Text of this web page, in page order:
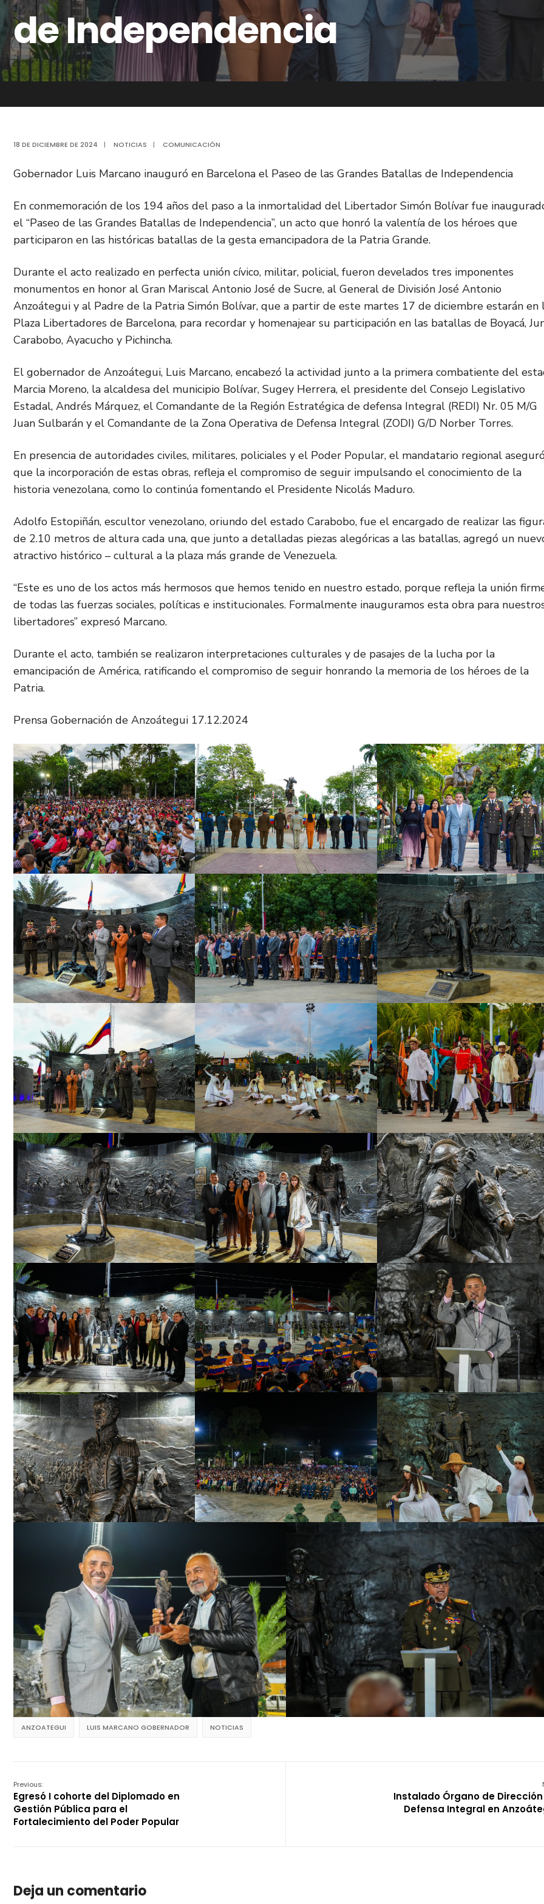
de Independencia
18 DE DICIEMBRE DE 2024 | NOTICIAS | COMUNICACIÓN
Gobernador Luis Marcano inauguró en Barcelona el Paseo de las Grandes Batallas de Independencia
En conmemoración de los 194 años del paso a la inmortalidad del Libertador Simón Bolívar fue
el “Paseo de las Grandes Batallas de Independencia”, un acto que honró la valentía de los héroes que
participaron en las históricas batallas de la gesta emancipadora de la Patria Grande.
Durante el acto realizado en perfecta unión cívico, militar, policial, fueron develados tres imponentes
monumentos en honor al Gran Mariscal Antonio José de Sucre, al General de División José Antonio
Anzoátegui y al Padre de la Patria Simón Bolívar, que a partir de este martes 17 de diciembre estarán en
Plaza Libertadores de Barcelona, para recordar y homenajear su participación en las batallas de Boyacá,
Carabobo, Ayacucho y Pichincha.
El gobernador de Anzoátegui, Luis Marcano, encabezó la actividad junto a la primera combatiente del
Marcia Moreno, la alcaldesa del municipio Bolívar, Sugey Herrera, el presidente del Consejo Legislativo
Estadal, Andrés Márquez, el Comandante de la Región Estratégica de defensa Integral (REDI) Nr. 05 M/G
Juan Sulbarán y el Comandante de la Zona Operativa de Defensa Integral (ZODI) G/D Norber Torres.
En presencia de autoridades civiles, militares, policiales y el Poder Popular, el mandatario regional
que la incorporación de estas obras, refleja el compromiso de seguir impulsando el conocimiento de la
historia venezolana, como lo continúa fomentando el Presidente Nicolás Maduro.
Adolfo Estopiñán, escultor venezolano, oriundo del estado Carabobo, fue el encargado de realizar las
de 2.10 metros de altura cada una, que junto a detalladas piezas alegóricas a las batallas, agregó un
atractivo histórico – cultural a la plaza más grande de Venezuela.
“Este es uno de los actos más hermosos que hemos tenido en nuestro estado, porque refleja la unión
de todas las fuerzas sociales, políticas e institucionales. Formalmente inauguramos esta obra para
libertadores” expresó Marcano.
Durante el acto, también se realizaron interpretaciones culturales y de pasajes de la lucha por la
emancipación de América, ratificando el compromiso de seguir honrando la memoria de los héroes de la
Patria.
Prensa Gobernación de Anzoátegui 17.12.2024
ANZOATEGUI LUIS MARCANO GOBERNADOR NOTICIAS
Previous:
Egresó I cohorte del Diplomado en
Gestión Pública para el
Fortalecimiento del Poder Popular
Instalado Órgano de
Defensa Integral en
Deja un comentario